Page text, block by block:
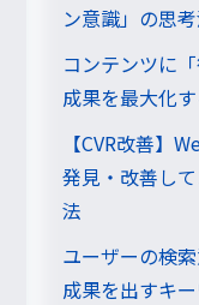
ン意識」の思
コンテンツに
成果を最大化
【CVR改善】
発見・改善し
法
ユーザーの検
成果を出すキ